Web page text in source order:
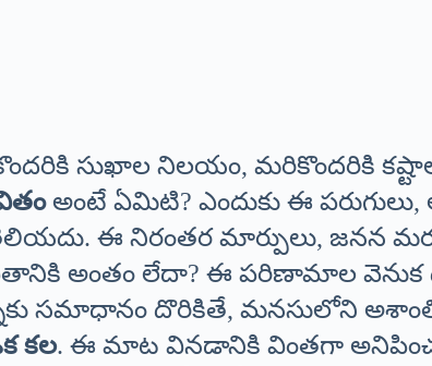
సుఖాల నిలయం, మరికొందరికి
అంటే ఏమిటి? ఎందుకు ఈ
ఈ నిరంతర మార్పులు, జనన
అంతం లేదా? ఈ పరిణామాల వెనుక
సమాధానం దొరికితే, మనసులోని
కల. ఈ మాట వినడానికి వింతగా